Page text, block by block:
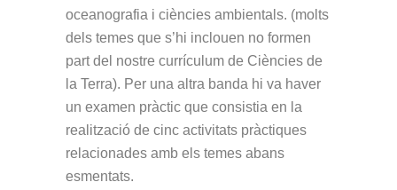
oceanografia i ciències ambientals. (molts
dels temes que s’hi inclouen no formen
part del nostre currículum de Ciències de
la Terra). Per una altra banda hi va haver
un examen pràctic que consistia en la
realització de cinc activitats pràctiques
relacionades amb els temes abans
esmentats.